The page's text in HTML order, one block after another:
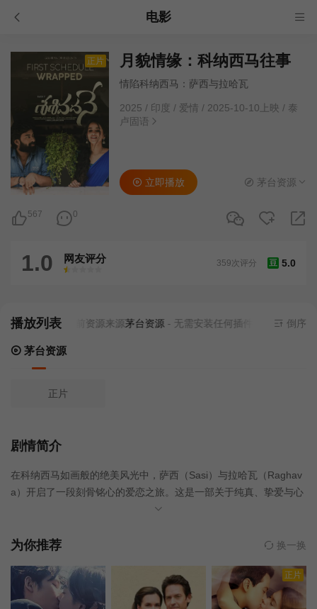
电影
正片 月貌情缘：科纳西马往事
情陷科纳西马：萨西与拉哈瓦
2025 / 印度 / 爱情 / 2025-10-10上映 / 泰
卢固语
567 0
立即播放 茅台资源
1.0 网友评分
很差
较差还行推荐力荐
豆 5.0
359次评分
播放列表当前资源来源茅台资源- 无需安装任何插件 倒序
茅台资源
正片
剧情简介
在科纳西马如画般的绝美风光中，萨西（Sasi）与拉哈瓦（Raghav
a）开启了一段刻骨铭心的爱恋之旅。这是一部关于纯真、挚爱与心
碎的永恒篇章，记录了两人在命运交织下的情感起伏。
为你推荐 换一换
正片